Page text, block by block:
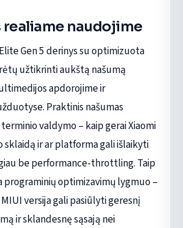
realiame naudojime
Gen 5 derinys su optimizuota
užtikrinti aukštą našumą
apdorojime ir
Praktinis našumas
valdymo – kaip gerai Xiaomi
sklaidą ir ar platforma gali išlaikyti
be performance-throttling. Taip
programinių optimizavimų lygmuo –
versija gali pasiūlyti geresnį
ir sklandesnę sąsają nei